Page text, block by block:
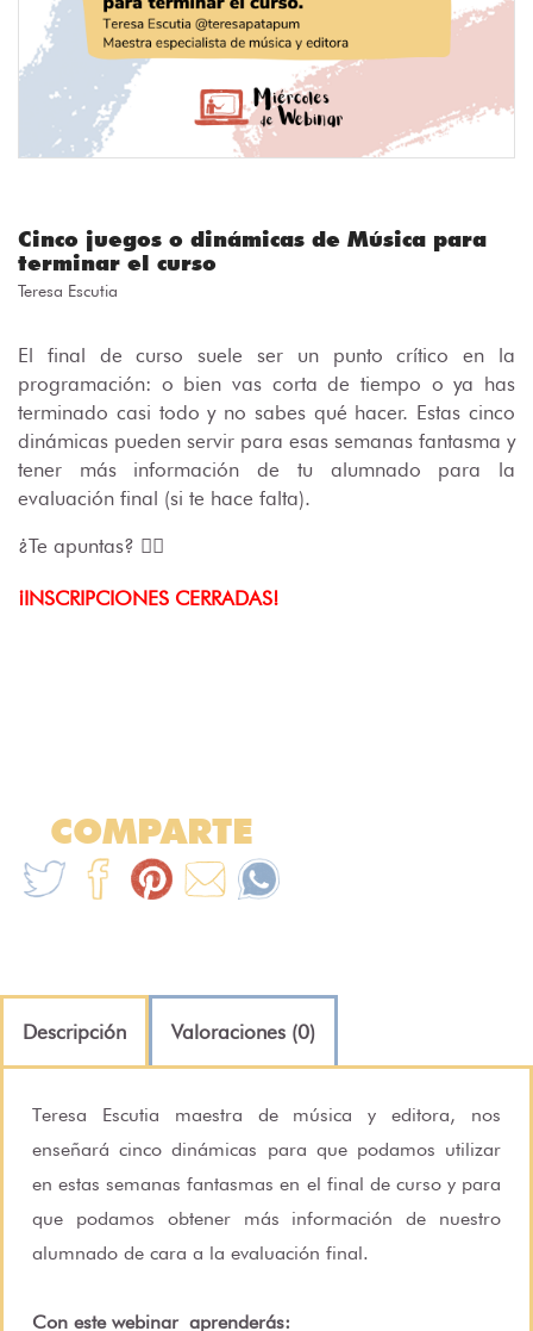
Cinco juegos o dinámicas de Música para
terminar el curso
Teresa Escutia
El final de curso suele ser un punto crítico en la
programación: o bien vas corta de tiempo o ya has
terminado casi todo y no sabes qué hacer. Estas cinco
dinámicas pueden servir para esas semanas fantasma y
tener más información de tu alumnado para la
evaluación final (si te hace falta).
¿Te apuntas? 🙋‍♀️
¡INSCRIPCIONES CERRADAS!
COMPARTE
Descripción Valoraciones (0)
Teresa Escutia maestra de música y editora, nos
enseñará cinco dinámicas para que podamos utilizar
en estas semanas fantasmas en el final de curso y para
que podamos obtener más información de nuestro
alumnado de cara a la evaluación final.
Con este webinar aprenderás: